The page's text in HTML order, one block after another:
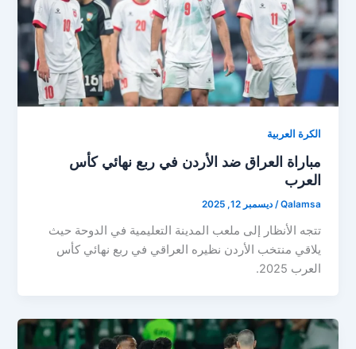
الكرة العربية
مباراة العراق ضد الأردن في ربع نهائي كأس
العرب
Qalamsa
/ديسمبر 12, 2025
تتجه الأنظار إلى ملعب المدينة التعليمية في الدوحة حيث
يلاقي منتخب الأردن نظيره العراقي في ربع نهائي كأس
العرب 2025.